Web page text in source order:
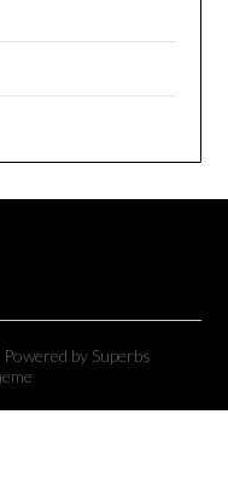
Powered by Superbs